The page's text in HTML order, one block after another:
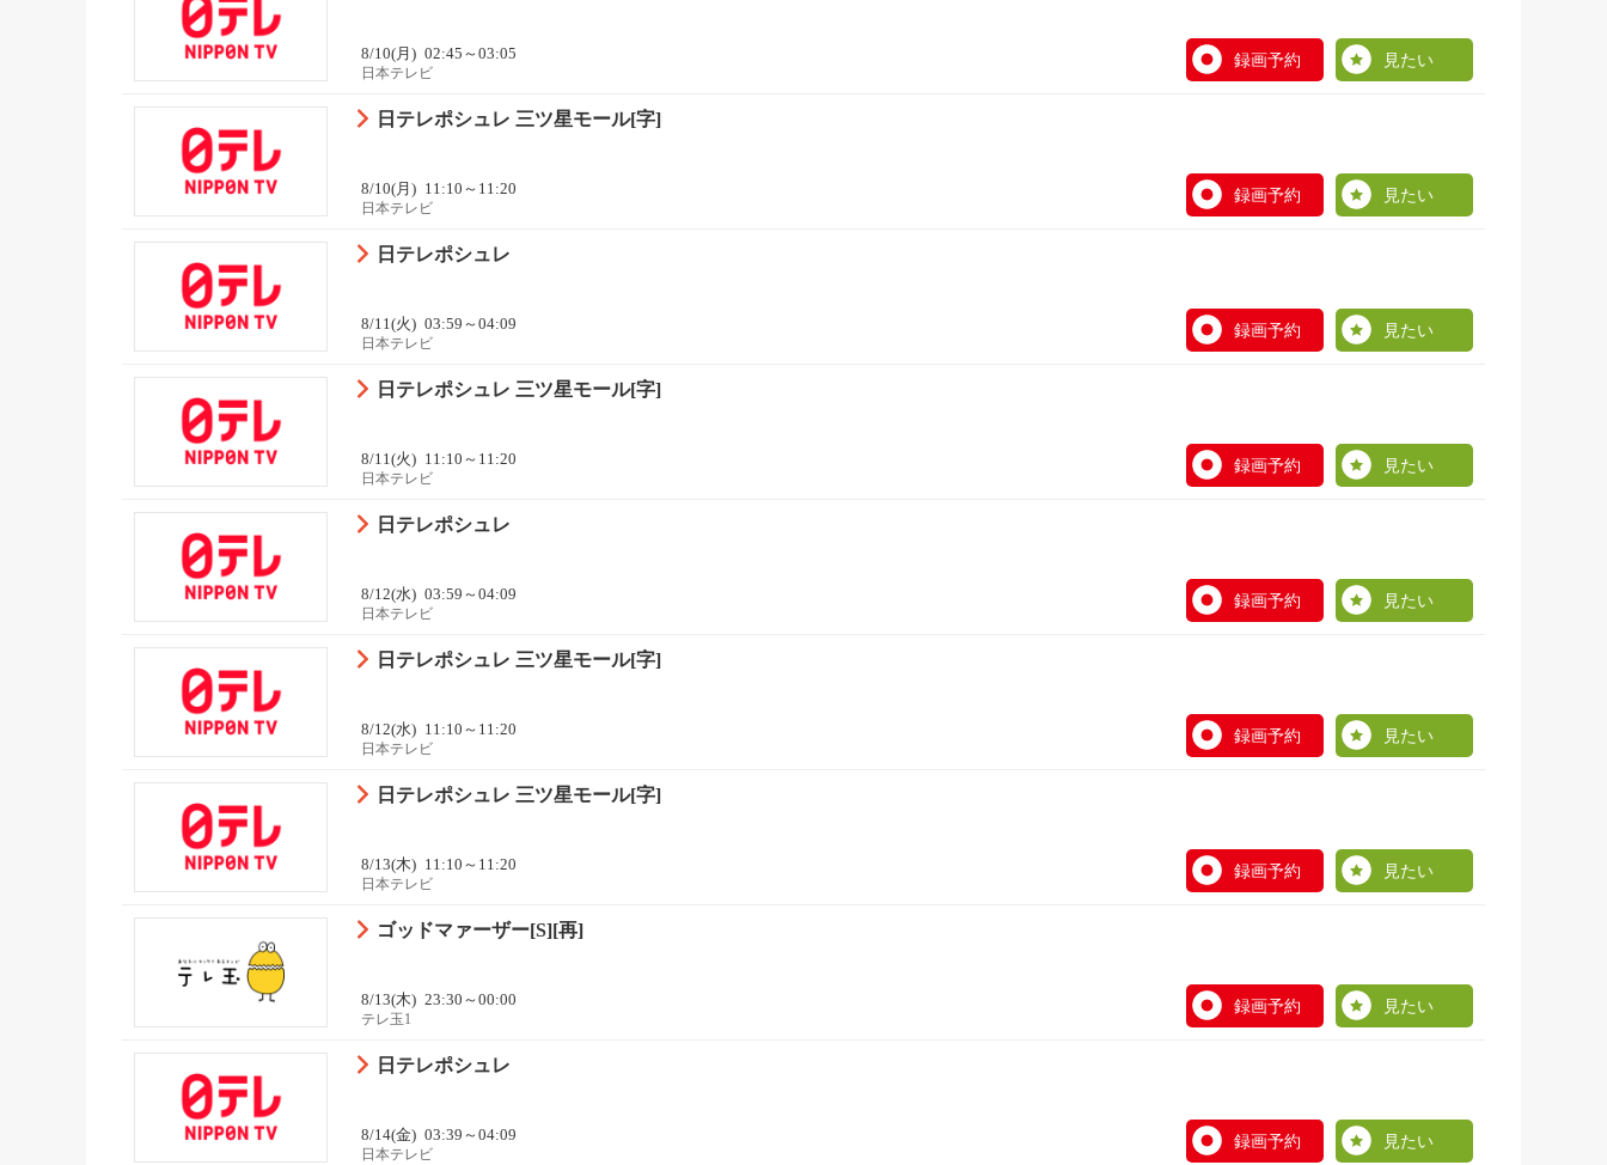
8/10(月) 02:45～03:05
日本テレビ
録画予約 見たい
日テレポシュレ 三ツ星モール[字]
8/10(月) 11:10～11:20
日本テレビ
録画予約 見たい
日テレポシュレ
8/11(火) 03:59～04:09
日本テレビ
録画予約 見たい
日テレポシュレ 三ツ星モール[字]
8/11(火) 11:10～11:20
日本テレビ
録画予約 見たい
日テレポシュレ
8/12(水) 03:59～04:09
日本テレビ
録画予約 見たい
日テレポシュレ 三ツ星モール[字]
8/12(水) 11:10～11:20
日本テレビ
録画予約 見たい
日テレポシュレ 三ツ星モール[字]
8/13(木) 11:10～11:20
日本テレビ
録画予約 見たい
ゴッドマァーザー[S][再]
8/13(木) 23:30～00:00
テレ玉1
録画予約 見たい
日テレポシュレ
8/14(金) 03:39～04:09
日本テレビ
録画予約 見たい